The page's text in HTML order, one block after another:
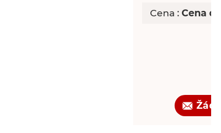
Cena : Cena